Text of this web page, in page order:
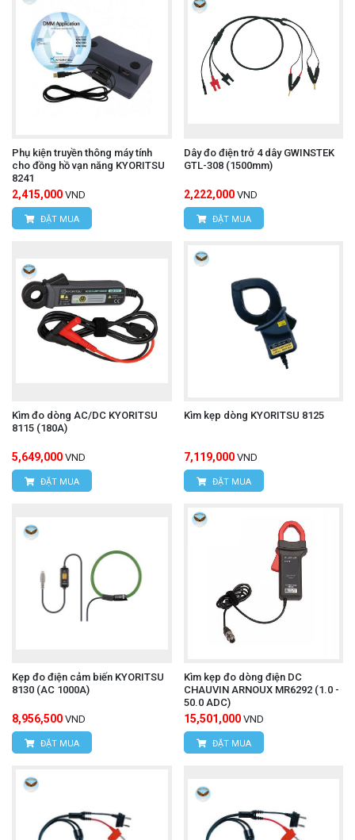
Phụ kiện truyền thông máy tính
cho đồng hồ vạn năng KYORITSU
8241
2,415,000 VND
ĐẶT MUA
Dây đo điện trở 4 dây GWINSTEK
GTL-308 (1500mm)
2,222,000 VND
ĐẶT MUA
Kìm đo dòng AC/DC KYORITSU
8115 (180A)
5,649,000 VND
ĐẶT MUA
Kìm kẹp dòng KYORITSU 8125
7,119,000 VND
ĐẶT MUA
Kẹp đo điện cảm biến KYORITSU
8130 (AC 1000A)
8,956,500 VND
ĐẶT MUA
Kìm kẹp đo dòng điện DC
CHAUVIN ARNOUX MR6292 (1.0 -
50.0 ADC)
15,501,000 VND
ĐẶT MUA